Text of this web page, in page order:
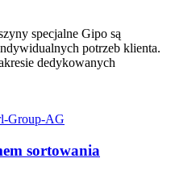
specjalne Gipo są
potrzeb klienta.
dedykowanych
sortowania